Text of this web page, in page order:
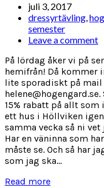
juli 3, 2017
dressyrtävling,
semester
Leave a comment
På lördag åker vi på
hemifrån! Då kommer
lite sporadiskt på
15% rabatt på allt som
ett hus i Höllviken
samma vecka så ni
Har en väninna som
måste se. Och så har
som jag ska...
Read more